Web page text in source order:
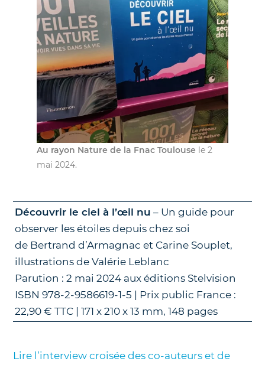
Au rayon Nature de la Fnac Toulouse le 2
mai 2024.
Découvrir le ciel à l’œil nu – Un guide pour
observer les étoiles depuis chez soi
de Bertrand d’Armagnac et Carine Souplet,
illustrations de Valérie Leblanc
Parution : 2 mai 2024 aux éditions Stelvision
ISBN 978-2-9586619-1-5 | Prix public France :
22,90 € TTC | 171 x 210 x 13 mm, 148 pages
Lire l’interview croisée des co-auteurs et de